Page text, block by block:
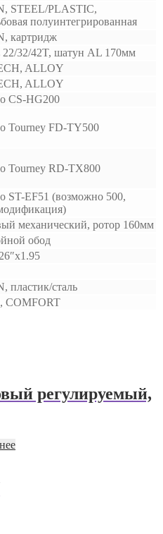
STEEL/PLASTIC,
полуинтегрированная
картридж
22/32/42T, шатун AL 170мм
ALLOY
ALLOY
CS-HG200
Tourney FD-TY500
Tourney RD-TX800
ST-EF51 (возможно 500,
механический, ротор 160мм
обод
пластик/сталь
COMFORT
регулируемый,